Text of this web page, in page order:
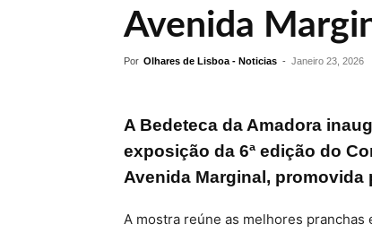
Avenida
Por Olhares de Lisboa - Noticias - Janeiro 23, 2026
A Bedeteca da Amadora
exposição da 6ª edição do
Avenida Marginal,
A mostra reúne as melhores